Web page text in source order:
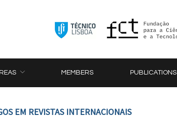
MEMBERS PUBLICATIONS
EM REVISTAS INTERNACIONAIS